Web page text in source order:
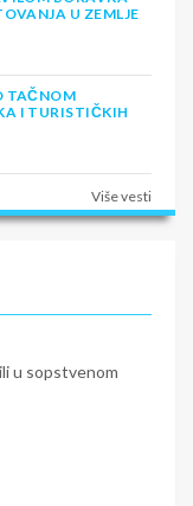
U ZEMLJE
TAČNOM
I TURISTIČKIH
Više vesti
u sopstvenom